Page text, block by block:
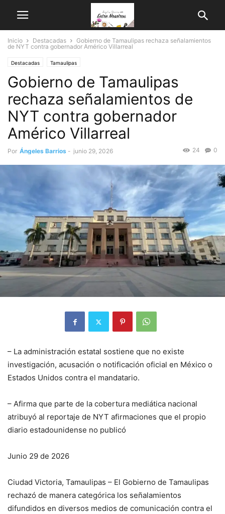
Inicio Destacadas
Gobierno de Tamaulipas rechaza señalamientos
de NYT contra gobernador Américo Villarreal
Destacadas Tamaulipas
Gobierno de Tamaulipas
rechaza señalamientos de
NYT contra gobernador
Américo Villarreal
Por Ángeles Barrios - junio 29, 2026 0
24
– La administración estatal sostiene que no existe
investigación, acusación o notificación oficial en México o
Estados Unidos contra el mandatario.
– Afirma que parte de la cobertura mediática nacional
atribuyó al reportaje de NYT afirmaciones que el propio
diario estadounidense no publicó
Junio 29 de 2026
Ciudad Victoria, Tamaulipas – El Gobierno de Tamaulipas
rechazó de manera categórica los señalamientos
difundidos en diversos medios de comunicación contra el